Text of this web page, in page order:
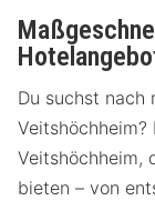
Du suchst nach
Veitshöchheim,
bieten – von